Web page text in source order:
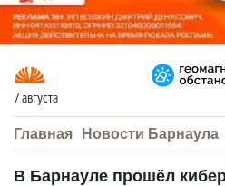
7 августа
Главная Новости Барнаула
В Барнауле прошёл